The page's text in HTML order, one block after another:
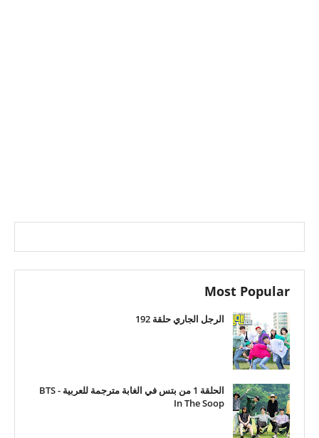
Most Popular
الرجل الجاري حلقة 192
الحلقة 1 من بتس في الغابة مترجمة للعربية - BTS
In The Soop